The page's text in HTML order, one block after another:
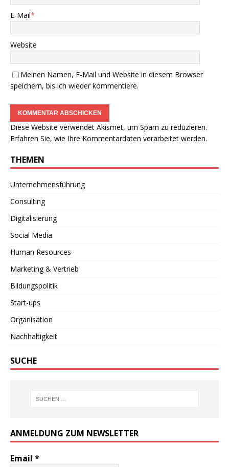
E-Mail*
Website
Meinen Namen, E-Mail und Website in diesem Browser
speichern, bis ich wieder kommentiere.
Diese Website verwendet Akismet, um Spam zu reduzieren.
Erfahren Sie, wie Ihre Kommentardaten verarbeitet werden.
THEMEN
Unternehmensführung
Consulting
Digitalisierung
Social Media
Human Resources
Marketing & Vertrieb
Bildungspolitik
Start-ups
Organisation
Nachhaltigkeit
SUCHE
ANMELDUNG ZUM NEWSLETTER
Email *